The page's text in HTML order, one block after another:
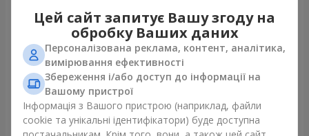
Букет "Юмокі"
1 175 грн
Букет "Чарівність ніжності"
3 199 грн
Цей сайт запитує Вашу згоду на
обробку Ваших даних
Персоналізована реклама, контент, аналітика,
вимірювання ефективності
Збереження і/або доступ до інформації на
Вашому пристрої
Інформація з Вашого пристрою (наприклад, файли
cookie та унікальні ідентифікатори) буде доступна